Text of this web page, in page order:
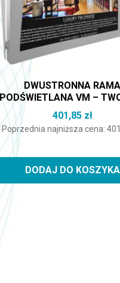
DWUSTRONNA RAMA
PODŚWIETLANA VM –
401,85 zł
Poprzednia najniższa cena:
DODAJ DO KOSZYKA